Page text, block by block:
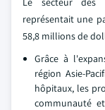
représentait une
58,8 millions de
Grâce à
région Asie-
hôpitaux, les
communauté